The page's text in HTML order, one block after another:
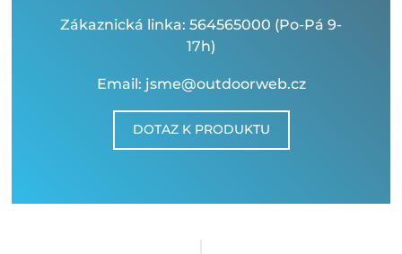
Zákaznická linka: 564565000 (Po-Pá 9-
17h)
Email: jsme@outdoorweb.cz
DOTAZ K PRODUKTU